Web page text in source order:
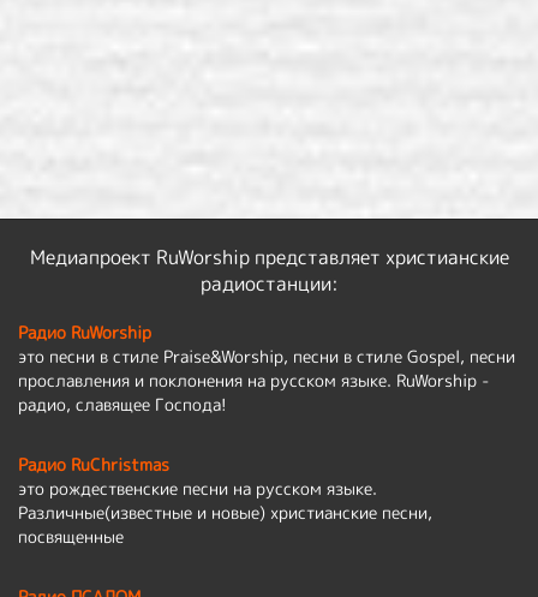
Медиапроект RuWorship представляет христианские
радиостанции:
Радио RuWorship
это песни в стиле Praise&Worship, песни в стиле Gospel, песни
прославления и поклонения на русском языке. RuWorship -
радио, славящее Господа!
Радио RuChristmas
это рождественские песни на русском языке.
Различные(известные и новые) христианские песни,
посвященные